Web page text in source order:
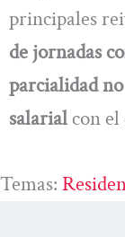
principales
de jornadas
parcialidad
salarial con
Temas: